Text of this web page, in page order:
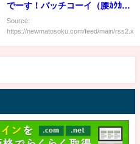
でーす！バッチコーイ（腰ｶｸｶ
ｸ）」子供達「ギャハハ」 ←
これｗｗｗｗｗｗｗｗ
Source:
https://newmatosoku.com/feed/main/